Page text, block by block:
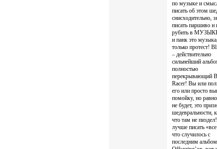
по музыке и
писать об этом
снисходительно,
писать паршиво и
рубить в
и панк это
только протест!
– действительно
сильнейший
полностью
перекрывающий
Racer! Вы или
его или просто
помойку, но
не будет, это
шедевральности,
что там не
лучше писать
что случилось с
последним